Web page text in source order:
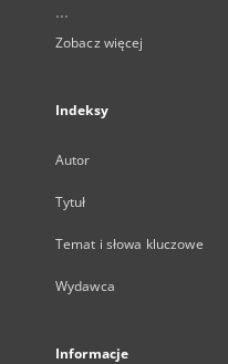
...
Zobacz więcej
Indeksy
Autor
Tytuł
Temat i słowa kluczowe
Wydawca
Informacje